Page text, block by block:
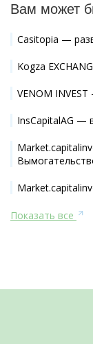
Вам может
Casitopia —
Kogza
VENOM
InsCapitalAG —
Показать все